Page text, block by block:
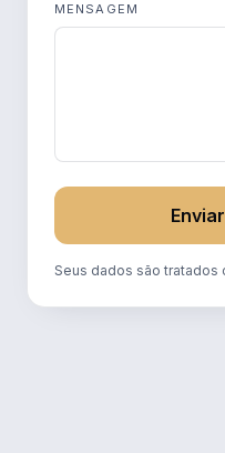
MENSAGEM
Seus dados são tratados